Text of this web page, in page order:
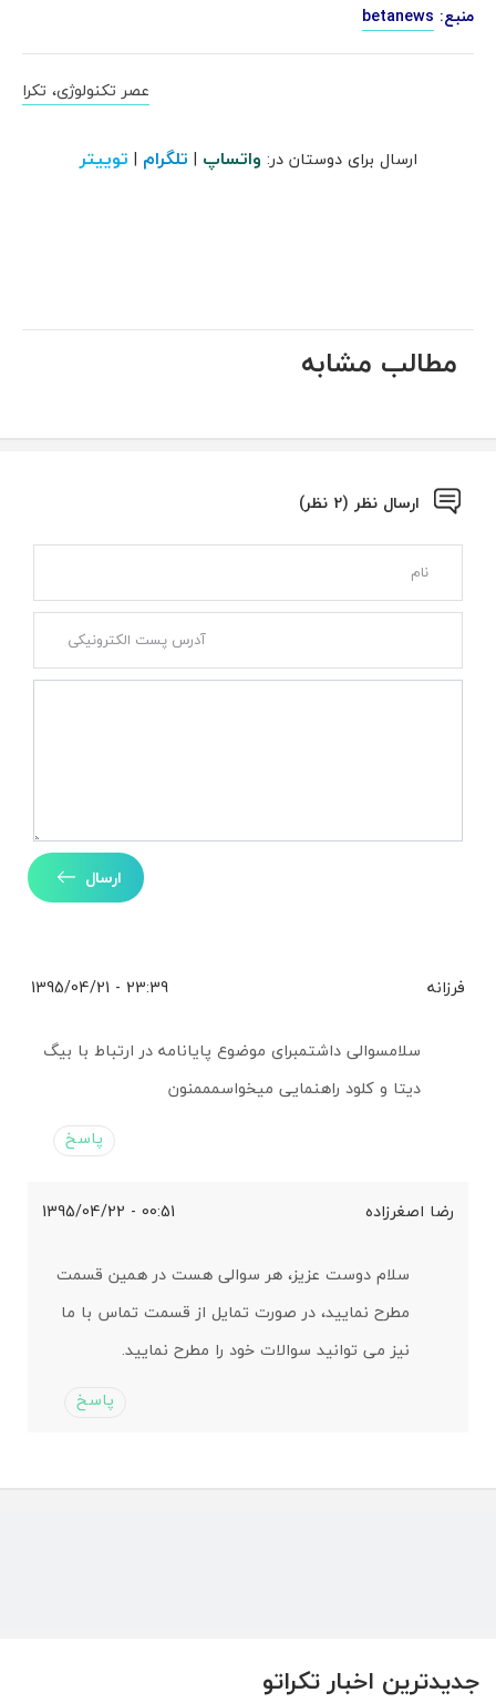
جدیدترین اخبار تکراتو
منبع: betanews
عصر تکنولوژی، تکرا
ارسال برای دوستان در: واتساپ | تلگرام | توییتر
مطالب مشابه
ارسال نظر (2 نظر)
ارسال
فرزانه 23:39 - 1395/04/21
سلامسوالی داشتمبرای موضوع پایانامه در ارتباط با بیگ
دیتا و کلود راهنمایی میخواسمممنون
پاسخ
رضا اصغرزاده 00:51 - 1395/04/22
سلام دوست عزیز، هر سوالی هست در همین قسمت
مطرح نمایید، در صورت تمایل از قسمت تماس با ما
نیز می توانید سوالات خود را مطرح نمایید.
پاسخ